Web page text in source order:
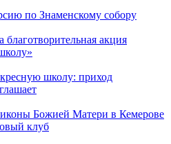
по Знаменскому собору
благотворительная акция
школу: приход
Божией Матери в Кемерове
клуб